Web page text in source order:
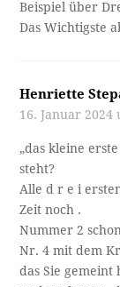
Beispiel über
Das Wichtigste
Henriette
16. Januar 2024
„das kleine
steht?
Alle d r e i
Zeit noch .
Nummer 2
Nr. 4 mit dem
das Sie gemeint